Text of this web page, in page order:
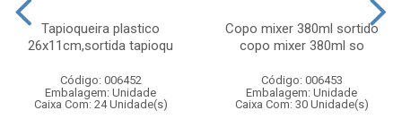
Tapioqueira plastico
26x11cm,sortida tapioqu
Código: 006452
Embalagem: Unidade
Caixa Com: 24 Unidade(s)
Copo mixer 380ml sortido
copo mixer 380ml so
Código: 006453
Embalagem: Unidade
Caixa Com: 30 Unidade(s)